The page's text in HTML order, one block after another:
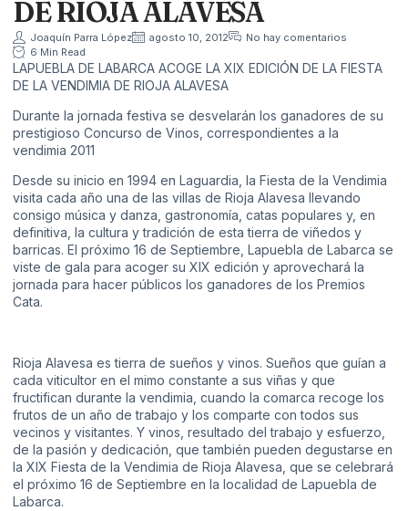
DE RIOJA ALAVESA
Joaquín Parra López agosto 10, 2012
No hay comentarios
6 Min Read
LAPUEBLA DE LABARCA ACOGE LA XIX EDICIÓN DE LA FIESTA
DE LA VENDIMIA DE RIOJA ALAVESA
Durante la jornada festiva se desvelarán los ganadores de su
prestigioso Concurso de Vinos, correspondientes a la
vendimia 2011
Desde su inicio en 1994 en Laguardia, la Fiesta de la Vendimia
visita cada año una de las villas de Rioja Alavesa llevando
consigo música y danza, gastronomía, catas populares y, en
definitiva, la cultura y tradición de esta tierra de viñedos y
barricas. El próximo 16 de Septiembre, Lapuebla de Labarca se
viste de gala para acoger su XIX edición y aprovechará la
jornada para hacer públicos los ganadores de los Premios
Cata.
Rioja Alavesa es tierra de sueños y vinos. Sueños que guían a
cada viticultor en el mimo constante a sus viñas y que
fructifican durante la vendimia, cuando la comarca recoge los
frutos de un año de trabajo y los comparte con todos sus
vecinos y visitantes. Y vinos, resultado del trabajo y esfuerzo,
de la pasión y dedicación, que también pueden degustarse en
la XIX Fiesta de la Vendimia de Rioja Alavesa, que se celebrará
el próximo 16 de Septiembre en la localidad de Lapuebla de
Labarca.